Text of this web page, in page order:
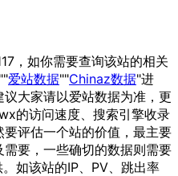
，如你需要查询该站的相关
""爱站数据""Chinaz数据"进
大家请以爱站数据为准，更
的访问速度、搜索引擎收录
评估一个站的价值，最主要
要，一些确切的数据则需要
如该站的IP、PV、跳出率